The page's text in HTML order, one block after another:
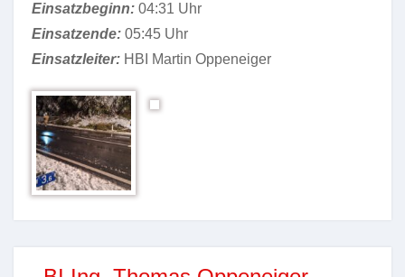
Einsatzbeginn: 04:31 Uhr
Einsatzende: 05:45 Uhr
Einsatzleiter: HBI Martin Oppeneiger